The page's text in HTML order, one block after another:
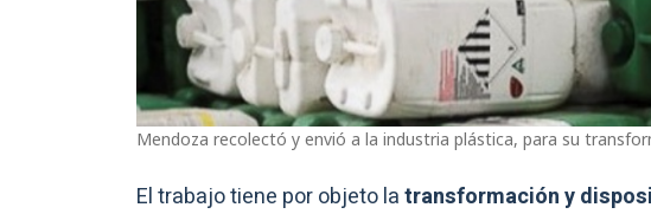
Mendoza recolectó y envió a la industria plástica, para su
El trabajo tiene por objeto latransformación y